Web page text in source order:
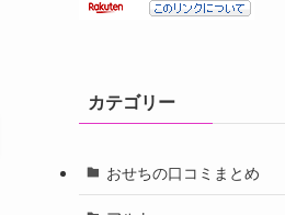
カテゴリー
おせちの口コミまとめ